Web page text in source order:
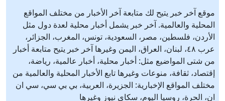
موقع آخر خبر يتيح لك متابعة آخر الأخبار من مختلف المواقع
المحلية والعالمية. آخر خبر يشمل أخبار محلية لعدة دول مثل
الأردن، فلسطين، مصر، السعودية، تونس، المغرب، الجزائر،
عرب ٤٨، لبنان، العراق، اليمن وغيرها آخر خبر يتيح متابعة أخبار
من شتى المواضيع مثل: أخبار محلية، أخبار عالمية، رياضة،
إقتصاد، ثقافة، منوعات وغيرها تابع الأخبار المحلية والعالمية من
مختلف المواقع الإخبارية: الجزيرة، العربية، بي بي سي، سي ان
ان، الحرة، روسيا اليوم، سكاي نيوز وغيرها